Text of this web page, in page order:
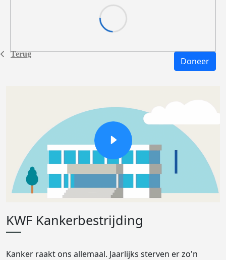
Terug
Doneer
KWF Kankerbestrijding
Kanker raakt ons allemaal. Jaarlijks sterven er zo'n